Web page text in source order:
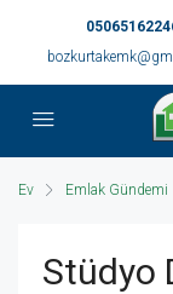
Ev Emlak Gündemi
Stüdyo